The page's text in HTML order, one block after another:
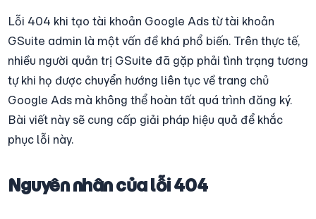
Lỗi 404 khi tạo tài khoản Google Ads từ tài khoản
GSuite admin là một vấn đề khá phổ biến. Trên thực tế,
nhiều người quản trị GSuite đã gặp phải tình trạng tương
tự khi họ được chuyển hướng liên tục về trang chủ
Google Ads mà không thể hoàn tất quá trình đăng ký.
Bài viết này sẽ cung cấp giải pháp hiệu quả để khắc
phục lỗi này.
Nguyên nhân của lỗi 404